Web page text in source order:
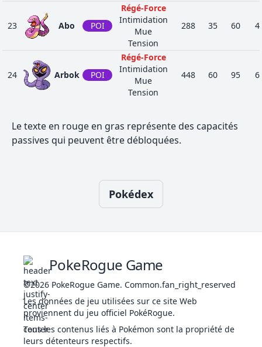
23 Abo POI
Régé-Force
Intimidation
Mue
Tension
288 35 60
24 Arbok POI
Régé-Force
Intimidation
Mue
Tension
448 60 95
Paratonnerre
Créa-Élec
FÉE
Coloforce
Joli Sourire
Battant
Coloforce
Fouille
Mystherbe
PLA
POI
Prioguérison
Chlorophylle
Fuite
320 45 50
Ortide
POI
Prioguérison
Chlorophylle
Puanteur
395 60 65
Le texte en rouge en gras représente des capacités
passives qui peuvent être débloquées.
Pokédex
PokeRogue Game
©2026 PokeRogue Game. Common.fan_right_reserved
Les données de jeu utilisées sur ce site Web
proviennent du jeu officiel PokéRogue.
Tous les contenus liés à Pokémon sont la propriété de
leurs détenteurs respectifs.